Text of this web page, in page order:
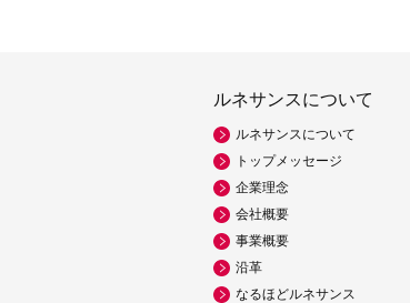
ルネサンスについて
ルネサンスについて
トップメッセージ
企業理念
会社概要
事業概要
沿革
なるほどルネサンス